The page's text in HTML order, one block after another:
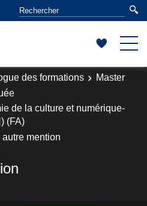
des formations
Master
de la culture et numérique-
(FA)
autre mention